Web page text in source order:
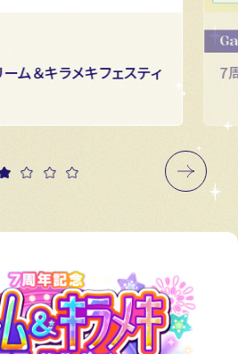
ム＆キラメキフェスティ
7